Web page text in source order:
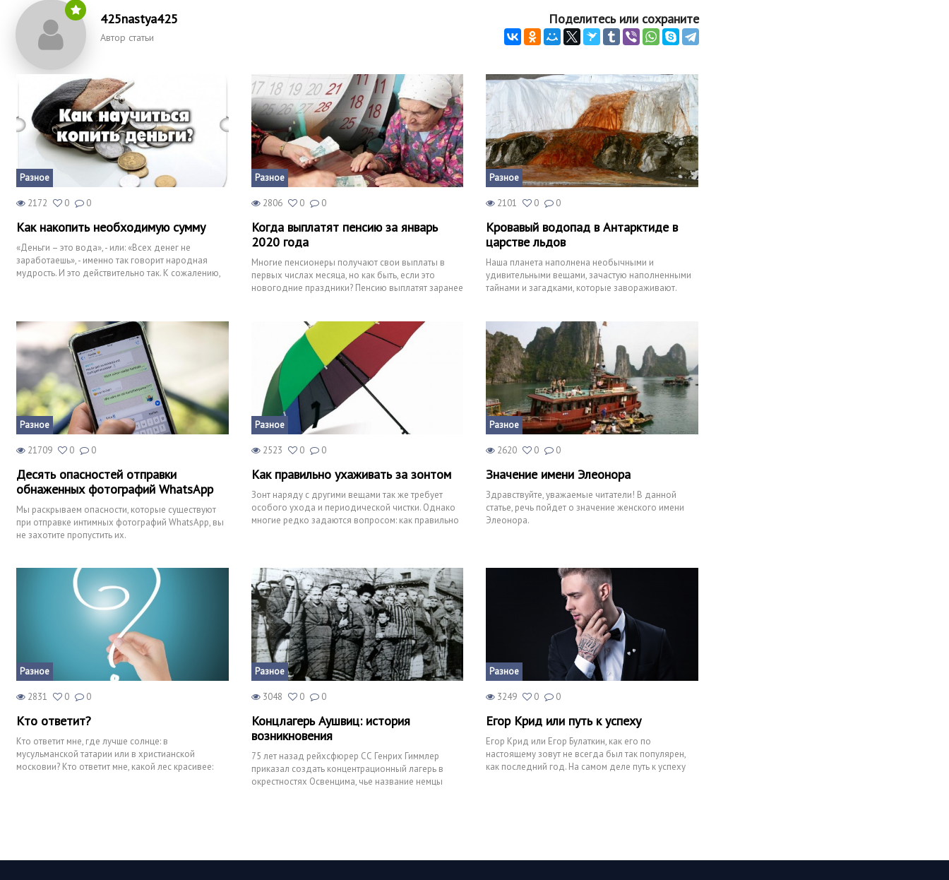
425nastya425
Автор статьи
Поделитесь или сохраните
Разное
2172 0 0
Как накопить необходимую сумму
«Деньги – это вода», - или: «Всех денег не
заработаешь», - именно так говорит народная
мудрость. И это действительно так. К сожалению,
Разное
2806 0 0
Когда выплатят пенсию за январь
2020 года
Многие пенсионеры получают свои выплаты в
первых числах месяца, но как быть, если это
новогодние праздники? Пенсию выплатят заранее
Разное
2101 0 0
Кровавый водопад в Антарктиде в
царстве льдов
Наша планета наполнена необычными и
удивительными вещами, зачастую наполненными
тайнами и загадками, которые завораживают.
Разное
21709 0 0
Десять опасностей отправки
обнаженных фотографий WhatsApp
Мы раскрываем опасности, которые существуют
при отправке интимных фотографий WhatsApp, вы
не захотите пропустить их.
Разное
2523 0 0
Как правильно ухаживать за зонтом
Зонт наряду с другими вещами так же требует
особого ухода и периодической чистки. Однако
многие редко задаются вопросом: как правильно
Разное
2620 0 0
Значение имени Элеонора
Здравствуйте, уважаемые читатели! В данной
статье, речь пойдет о значение женского имени
Элеонора.
Разное
2831 0 0
Кто ответит?
Кто ответит мне, где лучше солнце: в
мусульманской татарии или в христианской
московии? Кто ответит мне, какой лес красивее:
Разное
3048 0 0
Концлагерь Аушвиц: история
возникновения
75 лет назад рейхсфюрер СС Генрих Гиммлер
приказал создать концентрационный лагерь в
окрестностях Освенцима, чье название немцы
Разное
3249 0 0
Егор Крид или путь к успеху
Егор Крид или Егор Булаткин, как его по
настоящему зовут не всегда был так популярен,
как последний год. На самом деле путь к успеху